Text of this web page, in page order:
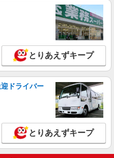
第3営業部
護師1600円〜/看護師1800円〜 ※
よる
詳細を見る
とりあえずキープ
ドライバー
とりあえずキープ